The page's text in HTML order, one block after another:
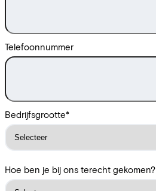
Telefoonnummer
Bedrijfsgrootte*
Hoe ben je bij ons terecht gekomen?